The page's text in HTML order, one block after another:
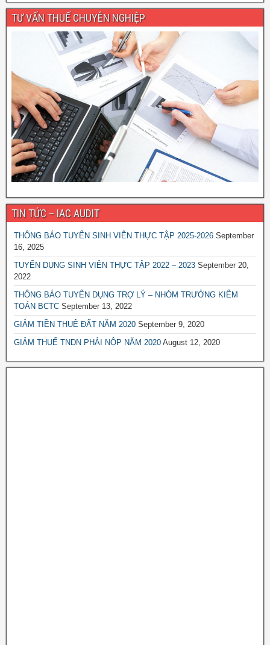
TƯ VẤN THUẾ CHUYÊN NGHIỆP
TIN TỨC – IAC AUDIT
THÔNG BÁO TUYỂN SINH VIÊN THỰC TẬP 2025-2026 September
16, 2025
TUYỂN DỤNG SINH VIÊN THỰC TẬP 2022 – 2023 September 20,
2022
THÔNG BÁO TUYỂN DỤNG TRỢ LÝ – NHÓM TRƯỞNG KIỂM
TOÁN BCTC September 13, 2022
GIẢM TIỀN THUÊ ĐẤT NĂM 2020 September 9, 2020
GIẢM THUẾ TNDN PHẢI NỘP NĂM 2020 August 12, 2020